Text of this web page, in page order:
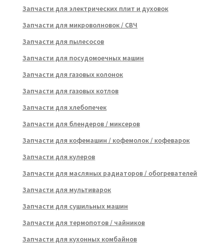
Запчасти для электрических плит и духовок
Запчасти для микроволновок / СВЧ
Запчасти для пылесосов
Запчасти для посудомоечных машин
Запчасти для газовых колонок
Запчасти для газовых котлов
Запчасти для хлебопечек
Запчасти для блендеров / миксеров
Запчасти для кофемашин / кофемолок / кофеварок
Запчасти для кулеров
Запчасти для масляных радиаторов / обогревателей
Запчасти для мультиварок
Запчасти для сушильных машин
Запчасти для термопотов / чайников
Запчасти для кухонных комбайнов